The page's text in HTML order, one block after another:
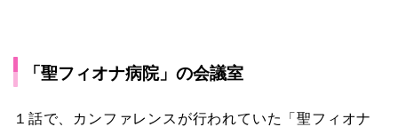
「聖フィオナ病院」の会議室
１話で、カンファレンスが行われていた「聖フィオナ